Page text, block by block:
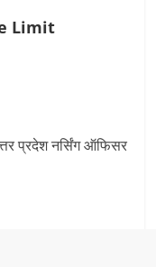
Limit
प्रदेश नर्सिंग ऑफिसर